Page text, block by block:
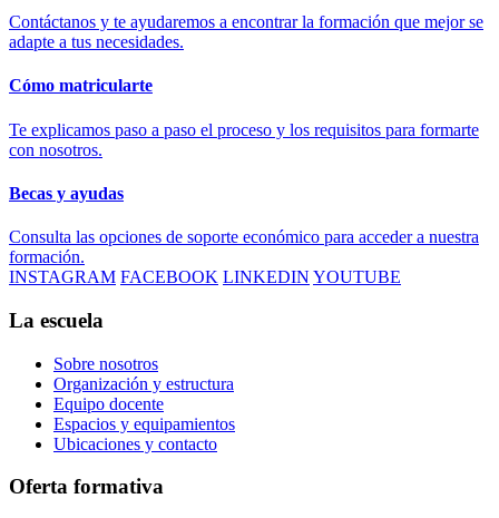
Contáctanos y te ayudaremos a encontrar la formación que mejor se
adapte a tus necesidades.
Cómo matricularte
Te explicamos paso a paso el proceso y los requisitos para formarte
con nosotros.
Becas y ayudas
Consulta las opciones de soporte económico para acceder a nuestra
formación.
INSTAGRAM FACEBOOK LINKEDIN YOUTUBE
La escuela
Sobre nosotros
Organización y estructura
Equipo docente
Espacios y equipamientos
Ubicaciones y contacto
Oferta formativa